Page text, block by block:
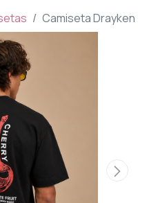
Camiseta Drayken